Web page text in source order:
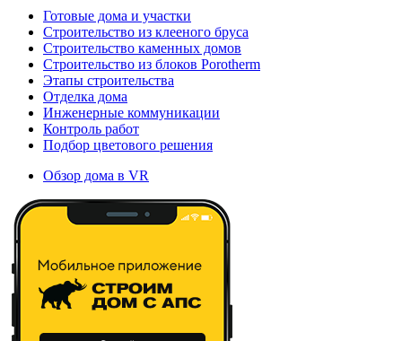
Готовые дома и участки
Строительство из клееного бруса
Строительство каменных домов
Строительство из блоков Porotherm
Этапы строительства
Отделка дома
Инженерные коммуникации
Контроль работ
Подбор цветового решения
Обзор дома в VR